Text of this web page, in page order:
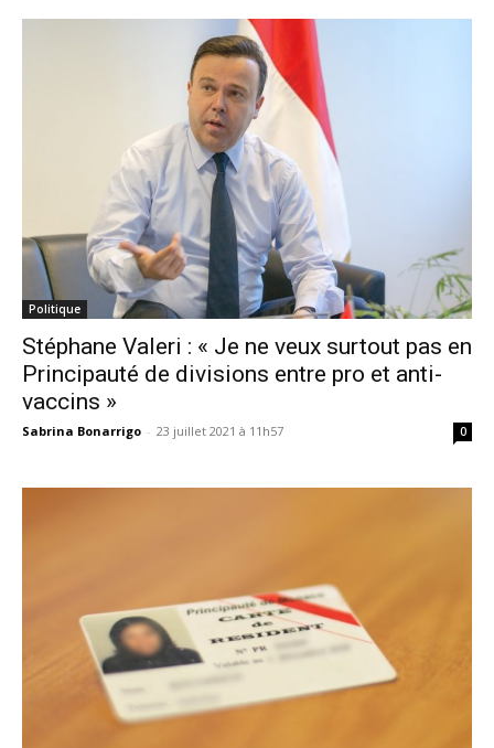
Politique
Stéphane Valeri : « Je ne veux surtout pas en
Principauté de divisions entre pro et anti-
vaccins »
Sabrina Bonarrigo - 23 juillet 2021 à 11h57 0